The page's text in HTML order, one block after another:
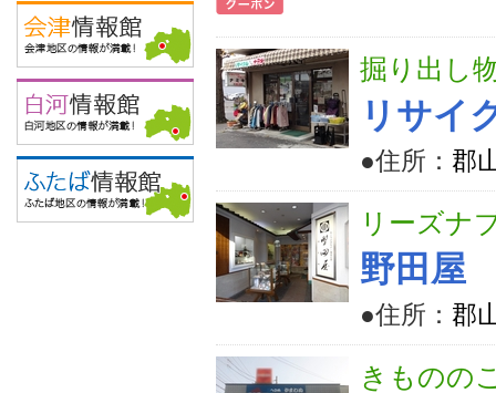
掘り出し
リサイ
●住所： 郡
リーズナ
野田屋
●住所： 郡
きものの